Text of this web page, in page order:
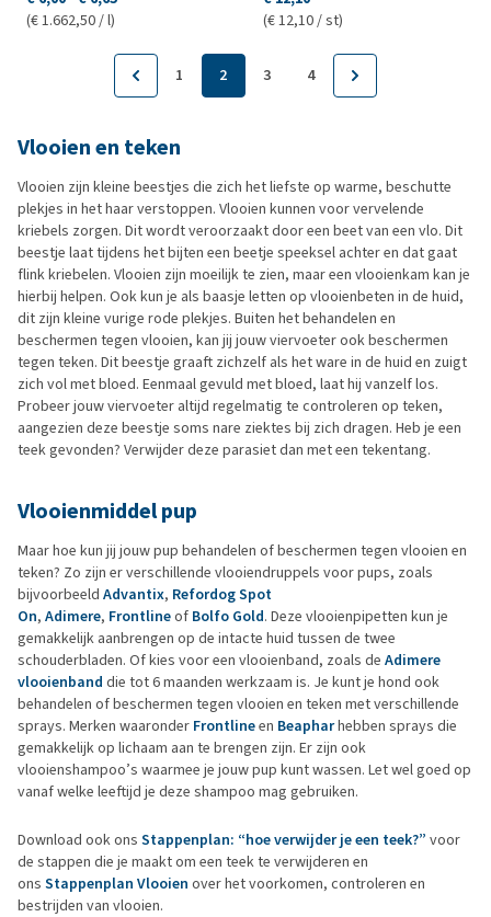
(€ 1.662,50 / l)
(€ 12,10 / st)
1 2 3 4
Vlooien en teken
Vlooien zijn kleine beestjes die zich het liefste op warme, beschutte
plekjes in het haar verstoppen. Vlooien kunnen voor vervelende
kriebels zorgen. Dit wordt veroorzaakt door een beet van een vlo. Dit
beestje laat tijdens het bijten een beetje speeksel achter en dat gaat
flink kriebelen. Vlooien zijn moeilijk te zien, maar een vlooienkam kan je
hierbij helpen. Ook kun je als baasje letten op vlooienbeten in de huid,
dit zijn kleine vurige rode plekjes. Buiten het behandelen en
beschermen tegen vlooien, kan jij jouw viervoeter ook beschermen
tegen teken. Dit beestje graaft zichzelf als het ware in de huid en zuigt
zich vol met bloed. Eenmaal gevuld met bloed, laat hij vanzelf los.
Probeer jouw viervoeter altijd regelmatig te controleren op teken,
aangezien deze beestje soms nare ziektes bij zich dragen. Heb je een
teek gevonden? Verwijder deze parasiet dan met een tekentang.
Vlooienmiddel pup
Maar hoe kun jij jouw pup behandelen of beschermen tegen vlooien en
teken? Zo zijn er verschillende vlooiendruppels voor pups, zoals
bijvoorbeeld Advantix, Refordog Spot
On, Adimere, Frontlineof Bolfo Gold. Deze vlooienpipetten kun je
gemakkelijk aanbrengen op de intacte huid tussen de twee
schouderbladen. Of kies voor een vlooienband, zoals de Adimere
vlooienband die tot 6 maanden werkzaam is. Je kunt je hond ook
behandelen of beschermen tegen vlooien en teken met verschillende
sprays. Merken waaronder Frontlineen Beapharhebben sprays die
gemakkelijk op lichaam aan te brengen zijn. Er zijn ook
vlooienshampoo’s waarmee je jouw pup kunt wassen. Let wel goed op
vanaf welke leeftijd je deze shampoo mag gebruiken.
Download ook ons Stappenplan: “hoe verwijder je een teek?” voor
de stappen die je maakt om een teek te verwijderen en
ons Stappenplan Vlooien over het voorkomen, controleren en
bestrijden van vlooien.